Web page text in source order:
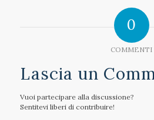
0
COMMENTI
Lascia un
Vuoi partecipare alla discussione?
Sentitevi liberi di contribuire!